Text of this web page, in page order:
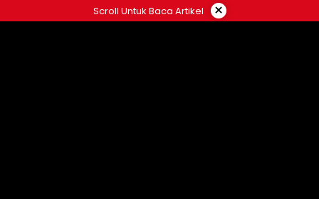
ke
Scroll Untuk Baca Artikel ×